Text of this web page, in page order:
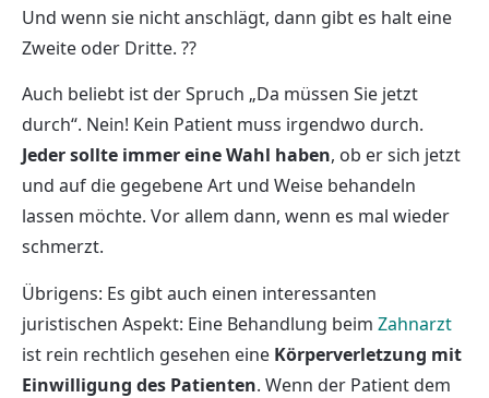
Und wenn sie nicht anschlägt, dann gibt es halt eine
Zweite oder Dritte. ??
Auch beliebt ist der Spruch „Da müssen Sie jetzt
durch“. Nein! Kein Patient muss irgendwo durch.
Jeder sollte immer eine Wahl haben, ob er sich jetzt
und auf die gegebene Art und Weise behandeln
lassen möchte. Vor allem dann, wenn es mal wieder
schmerzt.
Übrigens: Es gibt auch einen interessanten
juristischen Aspekt: Eine Behandlung beim Zahnarzt
ist rein rechtlich gesehen eine Körperverletzung mit
Einwilligung des Patienten. Wenn der Patient dem